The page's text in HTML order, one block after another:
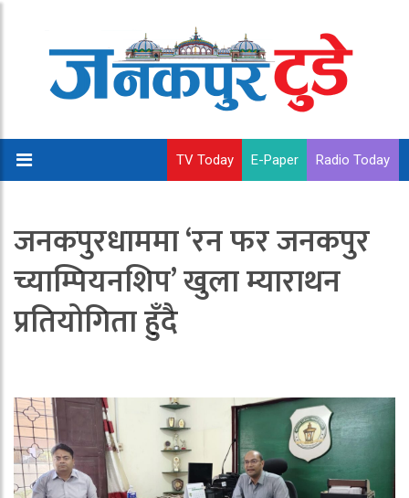
TV Today E-Paper Radio Today
जनकपुरधाममा ‘रन फर जनकपुर
च्याम्पियनशिप’ खुला म्याराथन
प्रतियोगिता हुँदै